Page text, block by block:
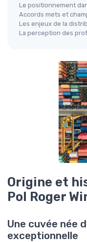
Le positionnement
Accords mets et
Les enjeux de la
La perception des
Origine et
Pol Roger
Une cuvée née
exceptionnelle